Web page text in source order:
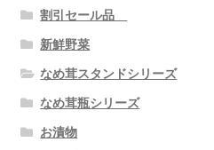
割引セール品
新鮮野菜
なめ茸スタンドシリーズ
なめ茸瓶シリーズ
お漬物